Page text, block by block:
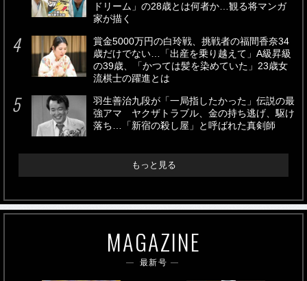
ドリーム」の28歳とは何者か…観る将マンガ
家が描く
賞金5000万円の白玲戦、挑戦者の福間香奈34
歳だけでない…「出産を乗り越えて」A級昇級
の39歳、「かつては髪を染めていた」23歳女
流棋士の躍進とは
羽生善治九段が「一局指したかった」伝説の最
強アマ ヤクザトラブル、金の持ち逃げ、駆け
落ち…「新宿の殺し屋」と呼ばれた真剣師
もっと見る
MAGAZINE
最新号